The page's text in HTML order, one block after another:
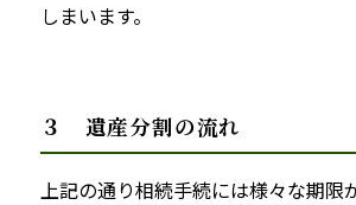
しまいます。
３ 遺産分割の流れ
上記の通り相続手続には様々な期限